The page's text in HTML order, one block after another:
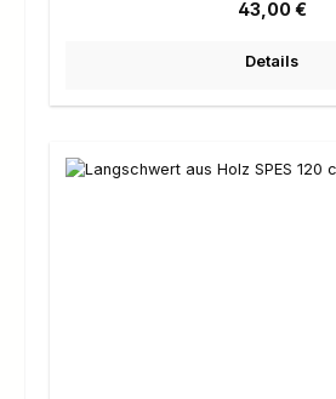
Regulärer
43,00 €
Details